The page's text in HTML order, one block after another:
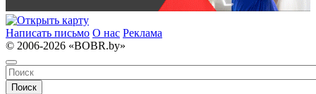
Написать письмо О нас Реклама
© 2006-2026 «BOBR.by»
Поиск